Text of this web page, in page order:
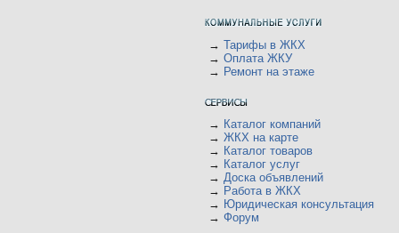
→ Тарифы в ЖКХ
→ Оплата ЖКУ
→ Ремонт на этаже
→ Каталог компаний
→ ЖКХ на карте
→ Каталог товаров
→ Каталог услуг
→ Доска объявлений
→ Работа в ЖКХ
→ Юридическая консультация
→ Форум